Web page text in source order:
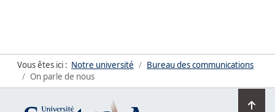
Vous êtes ici : Notre université
Bureau des communications
On parle de nous